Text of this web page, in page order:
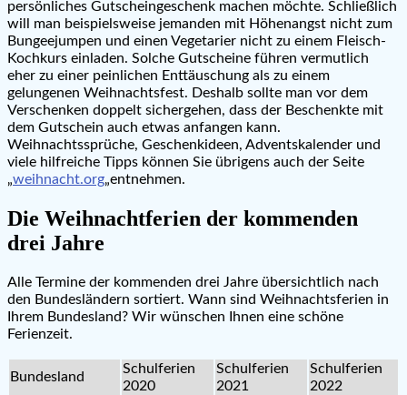
persönliches Gutscheingeschenk machen möchte. Schließlich
will man beispielsweise jemanden mit Höhenangst nicht zum
Bungeejumpen und einen Vegetarier nicht zu einem Fleisch-
Kochkurs einladen. Solche Gutscheine führen vermutlich
eher zu einer peinlichen Enttäuschung als zu einem
gelungenen Weihnachtsfest. Deshalb sollte man vor dem
Verschenken doppelt sichergehen, dass der Beschenkte mit
dem Gutschein auch etwas anfangen kann.
Weihnachtssprüche, Geschenkideen, Adventskalender und
viele hilfreiche Tipps können Sie übrigens auch der Seite
„weihnacht.org„entnehmen.
Die Weihnachtferien der kommenden
drei Jahre
Alle Termine der kommenden drei Jahre übersichtlich nach
den Bundesländern sortiert. Wann sind Weihnachtsferien in
Ihrem Bundesland? Wir wünschen Ihnen eine schöne
Ferienzeit.
Bundesland
Schulferien
2020
Schulferien
2021
Schulferien
2022